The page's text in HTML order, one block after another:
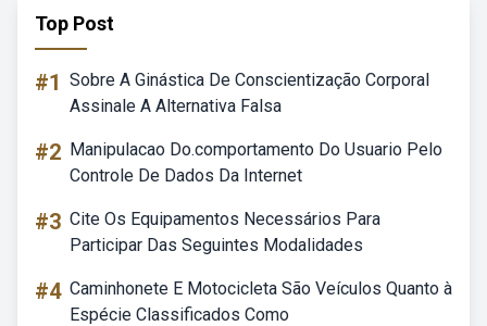
Top Post
#1 Sobre A Ginástica De Conscientização Corporal
Assinale A Alternativa Falsa
#2 Manipulacao Do.comportamento Do Usuario Pelo
Controle De Dados Da Internet
#3 Cite Os Equipamentos Necessários Para
Participar Das Seguintes Modalidades
#4 Caminhonete E Motocicleta São Veículos Quanto à
Espécie Classificados Como